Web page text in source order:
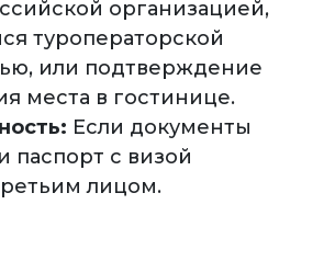
организацией,
туроператорской
или подтверждение
места в гостинице.
Если документы
паспорт с визой
лицом.